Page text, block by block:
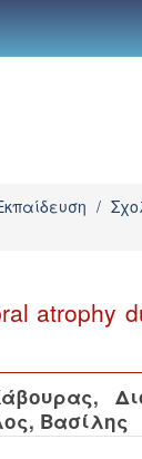
/
atrophy
Βασίλης